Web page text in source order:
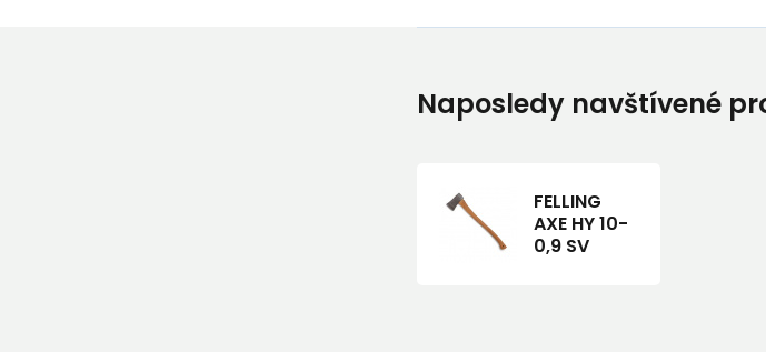
Naposledy navštívené
FELLING
AXE HY 10-
0,9 SV